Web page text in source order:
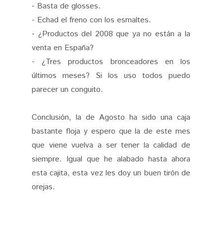
- Basta de glosses.
- Echad el freno con los esmaltes.
- ¿Productos del 2008 que ya no están a la
venta en España?
- ¿Tres productos bronceadores en los
últimos meses? Si los uso todos puedo
parecer un conguito.
Conclusión, la de Agosto ha sido una caja
bastante floja y espero que la de este mes
que viene vuelva a ser tener la calidad de
siempre. Igual que he alabado hasta ahora
esta cajita, esta vez les doy un buen tirón de
orejas.